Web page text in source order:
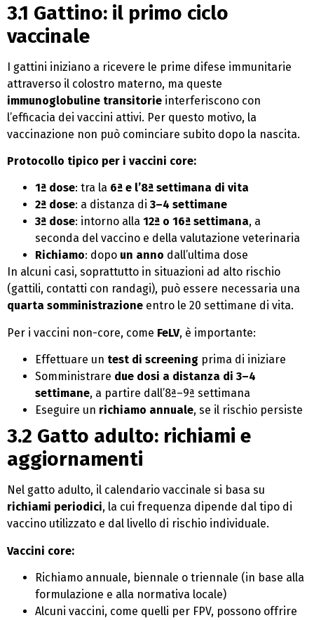
3.1 Gattino: il primo ciclo
vaccinale
I gattini iniziano a ricevere le prime difese immunitarie
attraverso il colostro materno, ma queste
immunoglobuline transitorie interferiscono con
l’efficacia dei vaccini attivi. Per questo motivo, la
vaccinazione non può cominciare subito dopo la nascita.
Protocollo tipico per i vaccini core:
1ª dose: tra la 6ª e l’8ª settimana di vita
2ª dose: a distanza di 3–4 settimane
3ª dose: intorno alla 12ª o 16ª settimana, a
seconda del vaccino e della valutazione veterinaria
Richiamo: dopo un anno dall’ultima dose
In alcuni casi, soprattutto in situazioni ad alto rischio
(gattili, contatti con randagi), può essere necessaria una
quarta somministrazione entro le 20 settimane di vita.
Per i vaccini non-core, come FeLV, è importante:
Effettuare un test di screening prima di iniziare
Somministrare due dosi a distanza di 3–4
settimane, a partire dall’8ª–9ª settimana
Eseguire un richiamo annuale, se il rischio persiste
3.2 Gatto adulto: richiami e
aggiornamenti
Nel gatto adulto, il calendario vaccinale si basa su
richiami periodici, la cui frequenza dipende dal tipo di
vaccino utilizzato e dal livello di rischio individuale.
Vaccini core:
Richiamo annuale, biennale o triennale (in base alla
formulazione e alla normativa locale)
Alcuni vaccini, come quelli per FPV, possono offrire